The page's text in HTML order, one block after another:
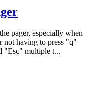
pager, especially when
not having to press "q"
"Esc" multiple t...